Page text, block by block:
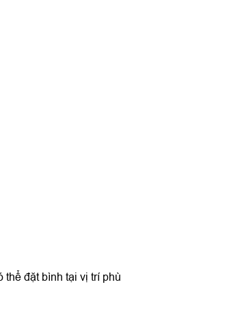
đặt bình tại vị trí phù